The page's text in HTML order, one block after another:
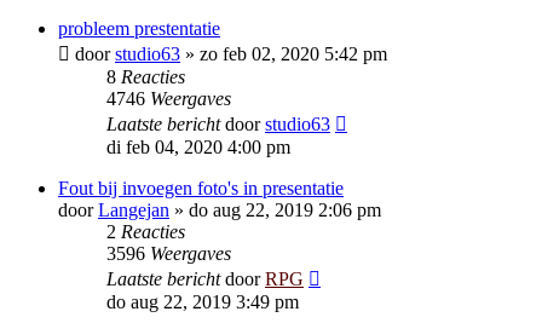
probleem prestentatie
doorstudio63 » zo feb 02, 2020 5:42 pm
8 Reacties
4746 Weergaves
Laatste berichtdoorstudio63
di feb 04, 2020 4:00 pm
Fout bij invoegen foto's in presentatie
doorLangejan » do aug 22, 2019 2:06 pm
2 Reacties
3596 Weergaves
Laatste berichtdoorRPG
do aug 22, 2019 3:49 pm